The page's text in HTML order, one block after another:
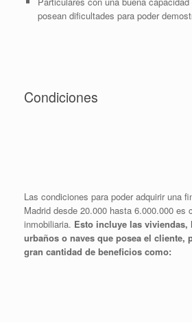
posean dificultades para poder
Condiciones
Las condiciones para poder adquirir una
Madrid desde 20.000 hasta 6.000.000 es
inmobiliaria. Esto incluye las viviendas,
urbaños o naves que posea el cliente,
gran cantidad de beneficios como: